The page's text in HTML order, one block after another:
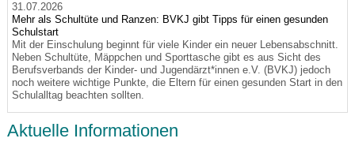
31.07.2026
Mehr als Schultüte und Ranzen: BVKJ gibt Tipps für einen gesunden
Schulstart
Mit der Einschulung beginnt für viele Kinder ein neuer Lebensabschnitt.
Neben Schultüte, Mäppchen und Sporttasche gibt es aus Sicht des
Berufsverbands der Kinder- und Jugendärzt*innen e.V. (BVKJ) jedoch
noch weitere wichtige Punkte, die Eltern für einen gesunden Start in den
Schulalltag beachten sollten.
Aktuelle Informationen